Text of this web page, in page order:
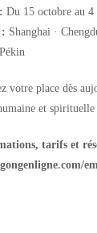
Du 15 octobre au
: Shanghai ·
votre place dès
et
tarifs et